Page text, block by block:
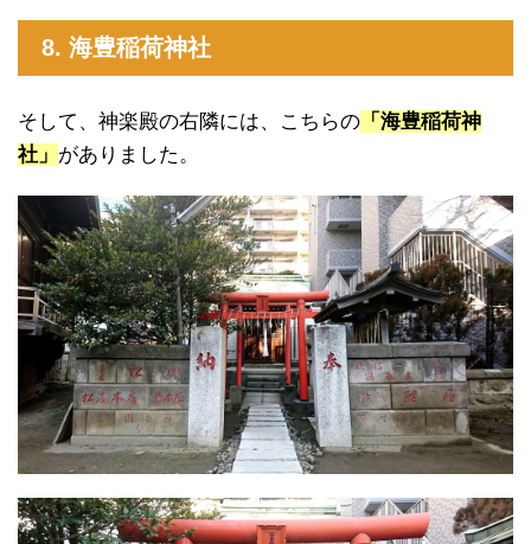
8. 海豊稲荷神社
そして、神楽殿の右隣には、こちらの 「海豊稲荷神
社」 がありました。